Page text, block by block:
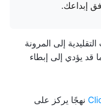
إبداعك.
إلى المرونة
قد يؤدي إلى إبطاء
نهجًا يركز على